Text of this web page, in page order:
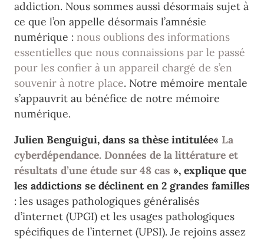
addiction. Nous sommes aussi désormais sujet à
ce que l’on appelle désormais l’amnésie
numérique : nous oublions des informations
essentielles que nous connaissions par le passé
pour les confier à un appareil chargé de s’en
souvenir à notre place. Notre mémoire mentale
s’appauvrit au bénéfice de notre mémoire
numérique.
Julien Benguigui, dans sa thèse intitulée« La
cyberdépendance. Données de la littérature et
résultats d’une étude sur 48 cas », explique que
les addictions se déclinent en 2 grandes familles
: les usages pathologiques généralisés
d’internet (UPGI) et les usages pathologiques
spécifiques de l’internet (UPSI). Je rejoins assez